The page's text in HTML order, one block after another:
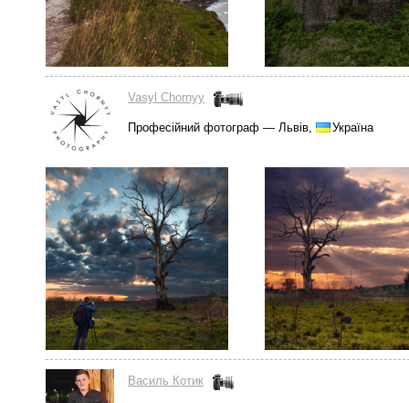
Vasyl Chornyy
Професійний фотограф — Львів, Україна
Василь Котик